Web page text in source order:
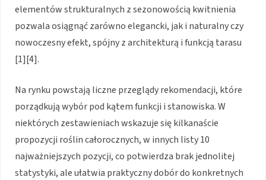
elementów strukturalnych z sezonowością kwitnienia
pozwala osiągnąć zarówno elegancki, jak i naturalny czy
nowoczesny efekt, spójny z architekturą i funkcją tarasu
[1][4].
Na rynku powstają liczne przeglądy rekomendacji, które
porządkują wybór pod kątem funkcji i stanowiska. W
niektórych zestawieniach wskazuje się kilkanaście
propozycji roślin całorocznych, w innych listy 10
najważniejszych pozycji, co potwierdza brak jednolitej
statystyki, ale ułatwia praktyczny dobór do konkretnych